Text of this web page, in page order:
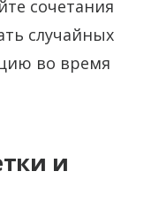
сочетания
случайных
во время
и